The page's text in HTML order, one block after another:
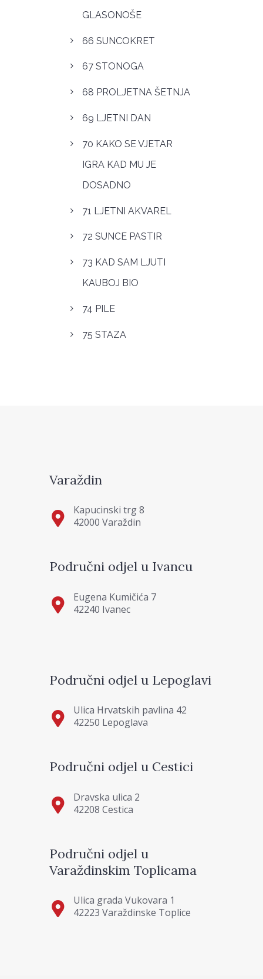
GLASONOŠE
66 SUNCOKRET
67 STONOGA
68 PROLJETNA ŠETNJA
69 LJETNI DAN
70 KAKO SE VJETAR
IGRA KAD MU JE
DOSADNO
71 LJETNI AKVAREL
72 SUNCE PASTIR
73 KAD SAM LJUTI
KAUBOJ BIO
74 PILE
75 STAZA
Varaždin
Kapucinski trg 8
42000 Varaždin
Područni odjel u Ivancu
Eugena Kumičića 7
42240 Ivanec
Područni odjel u Lepoglavi
Ulica Hrvatskih pavlina 42
42250 Lepoglava
Područni odjel u Cestici
Dravska ulica 2
42208 Cestica
Područni odjel u
Varaždinskim Toplicama
Ulica grada Vukovara 1
42223 Varaždinske Toplice